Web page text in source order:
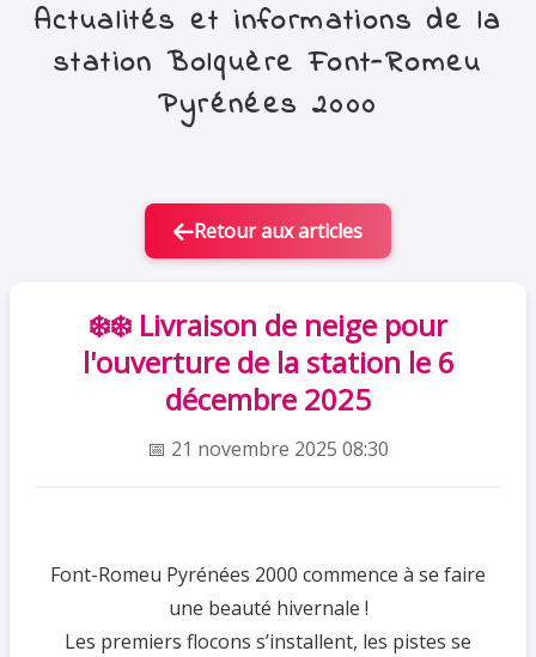
Actualités et informations de la
station Bolquère Font-Romeu
Pyrénées 2000
Retour aux articles
❄️❄️ Livraison de neige pour
l'ouverture de la station le 6
décembre 2025
📅 21 novembre 2025 08:30
Font-Romeu Pyrénées 2000 commence à se faire
une beauté hivernale !
Les premiers flocons s’installent, les pistes se